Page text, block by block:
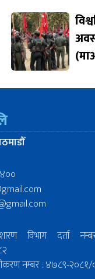
विभाग दर्ता
नम्बर : ४७८९-२०८१/